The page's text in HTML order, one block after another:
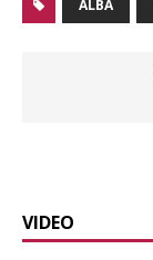
ALBA
VIDEO